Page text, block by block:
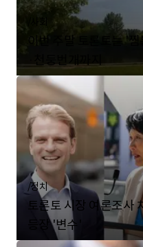
이번 주말 토론토는 '
·천둥번개까지
/정치
토론토 시장 여론조사
등장 '변수'